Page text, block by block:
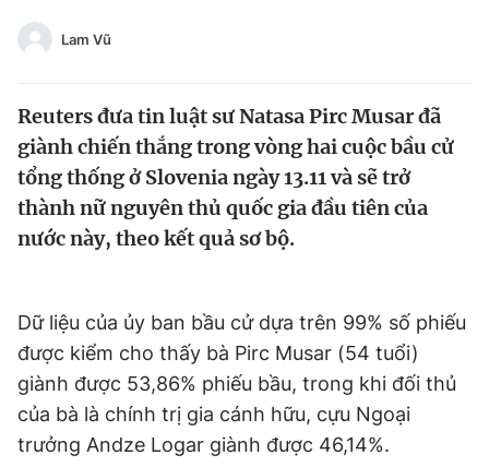
Chào ngày mới
Tin thị trường Tin 360
Video Magazine
Tiện ích Bạn cần biết
Thông tin tòa soạn Liên hệ quảng cáo
Lam Vũ
Reuters đưa tin luật sư Natasa Pirc Musar đã
giành chiến thắng trong vòng hai cuộc bầu cử
tổng thống ở Slovenia ngày 13.11 và sẽ trở
thành nữ nguyên thủ quốc gia đầu tiên của
nước này, theo kết quả sơ bộ.
Dữ liệu của ủy ban bầu cử dựa trên 99% số phiếu
được kiểm cho thấy bà Pirc Musar (54 tuổi)
giành được 53,86% phiếu bầu, trong khi đối thủ
của bà là chính trị gia cánh hữu, cựu Ngoại
trưởng Andze Logar giành được 46,14%.